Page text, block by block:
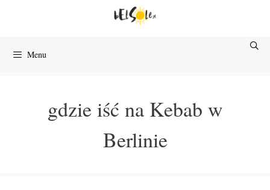
Menu
gdzie iść na Kebab w
Berlinie